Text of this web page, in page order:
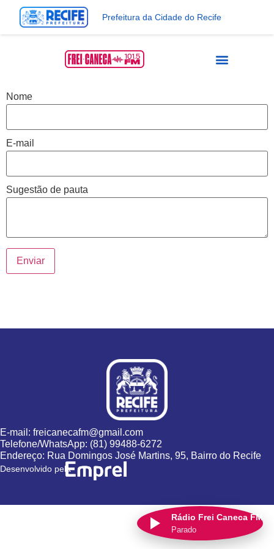
Prefeitura da Cidade do Recife
Nome
E-mail
Sugestão de pauta
Enviar
Rádio Frei Caneca FM
Parado
E-mail: freicanecafm@gmail.com
Telefone/WhatsApp: (81) 99488-6272
Endereço: Rua Domingos José Martins, 95, Bairro do Recife
Desenvolvido pela